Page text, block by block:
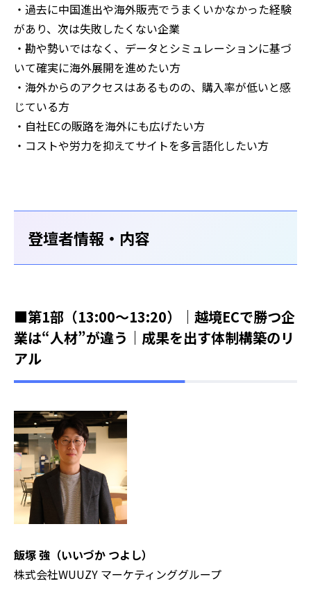
・過去に中国進出や海外販売でうまくいかなかった経験
があり、次は失敗したくない企業
・勘や勢いではなく、データとシミュレーションに基づ
いて確実に海外展開を進めたい方
・海外からのアクセスはあるものの、購入率が低いと感
じている方
・自社ECの販路を海外にも広げたい方
・コストや労力を抑えてサイトを多言語化したい方
登壇者情報・内容‍‍
■第1部（13:00～13:20）｜越境ECで勝つ企
業は“人材”が違う｜成果を出す体制構築のリ
アル
飯塚 強（いいづか つよし）
株式会社WUUZY マーケティンググループ